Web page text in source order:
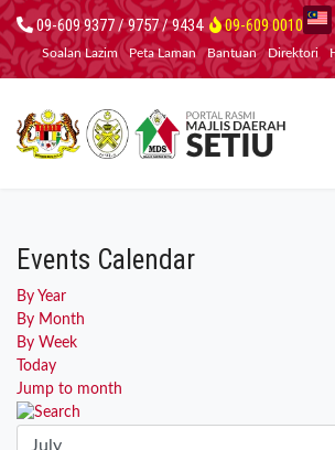
09-609 9377 / 9757 / 9434 09-609 0010
Soalan Lazim Peta Laman Bantuan Direktori
Events Calendar
By Year
By Month
By Week
Today
Jump to month